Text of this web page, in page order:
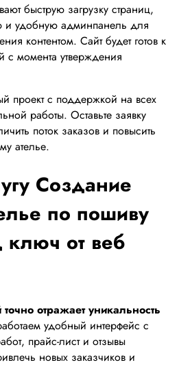
быструю загрузку страниц,
удобную админпанель для
контентом. Сайт будет готов к
с момента утверждения
проект с поддержкой на всех
работы. Оставьте заявку
поток заказов и повысить
ателье.
Создание
по пошиву
от веб
отражает уникальность
удобный интерфейс с
прайс-лист и отзывы
новых заказчиков и